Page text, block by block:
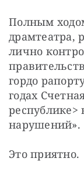
Полным
драмтеатра,
лично
гордо
годах
нарушений».
Это приятно.